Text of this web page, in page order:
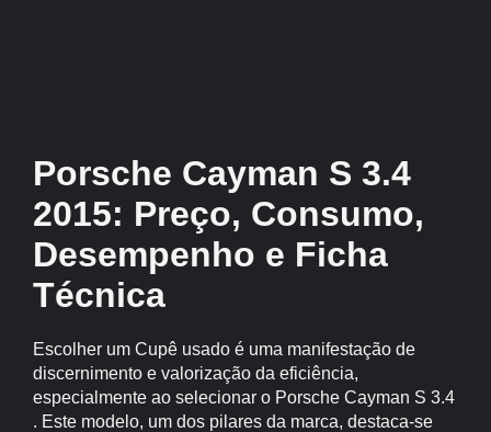
Porsche Cayman S 3.4
2015: Preço, Consumo,
Desempenho e Ficha
Técnica
Escolher um Cupê usado é uma manifestação de
discernimento e valorização da eficiência,
especialmente ao selecionar o Porsche Cayman S 3.4
. Este modelo, um dos pilares da marca, destaca-se